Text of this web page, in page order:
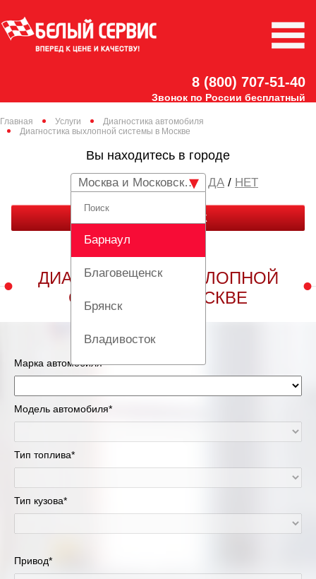
8 (800) 707-51-40
Звонок по России бесплатный
Главная Услуги
Диагностика автомобиля
Диагностика выхлопной системы в Москве
Вы находитесь в городе
Москва и Московская область
Барнаул
Благовещенск
Брянск
Владивосток
Вологда
Екатеринбург
Казань
Киров
Красноярск
Липецк
/ НЕТ
ЗАКАЗАТЬ ЗВОНОК
ДИАГНОСТИКА ВЫХЛОПНОЙ
СИСТЕМЫ В МОСКВЕ
Марка автомобиля*
Модель автомобиля*
Тип топлива*
Тип кузова*
Привод*